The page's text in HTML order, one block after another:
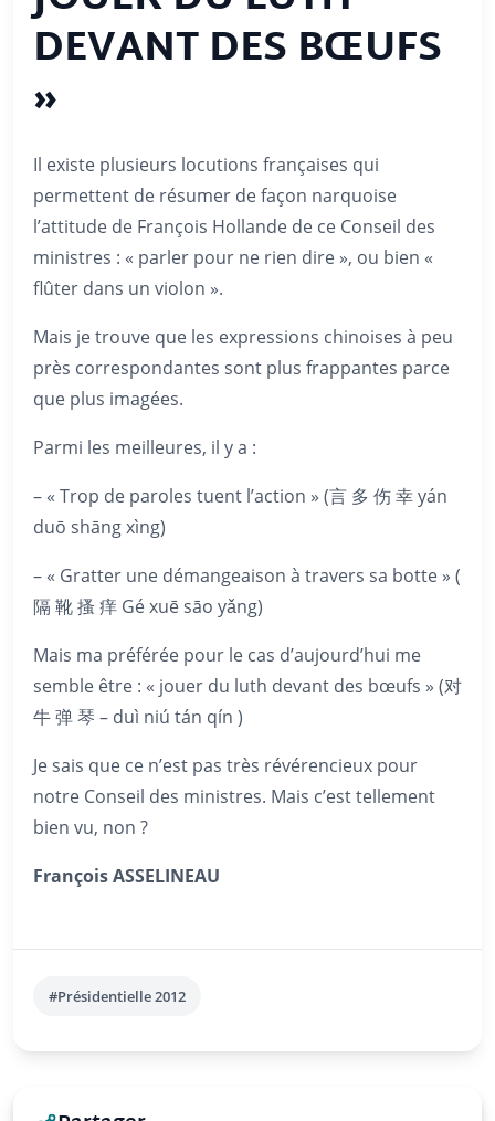
DEVANT DES BŒUFS
»
Il existe plusieurs locutions françaises qui
permettent de résumer de façon narquoise
l’attitude de François Hollande de ce Conseil des
ministres : « parler pour ne rien dire », ou bien «
flûter dans un violon ».
Mais je trouve que les expressions chinoises à peu
près correspondantes sont plus frappantes parce
que plus imagées.
Parmi les meilleures, il y a :
– « Trop de paroles tuent l’action » (言 多 伤 幸 yán
duō shāng xìng)
– « Gratter une démangeaison à travers sa botte » (
隔 靴 搔 痒 Gé xuē sāo yǎng)
Mais ma préférée pour le cas d’aujourd’hui me
semble être : « jouer du luth devant des bœufs » (对
牛 弹 琴 – duì niú tán qín )
Je sais que ce n’est pas très révérencieux pour
notre Conseil des ministres. Mais c’est tellement
bien vu, non ?
François ASSELINEAU
#Présidentielle 2012